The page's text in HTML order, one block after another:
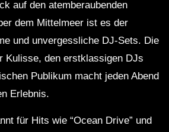
auf den atemberaubenden
dem Mittelmeer ist es der
und unvergessliche DJ-Sets. Die
Kulisse, den erstklassigen DJs
Publikum macht jeden Abend
Erlebnis.
für Hits wie “Ocean Drive” und